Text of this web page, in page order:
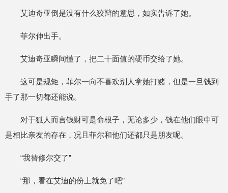
艾迪奇亚倒是没有什么狡辩的意思，如实告诉了她。
菲尔伸出手。
艾迪奇亚瞬间懂了，把二十面值的硬币交给了她。
这可是规矩，菲尔一向不喜欢别人拿她打赌，但是一旦钱到
手了那一切都还能说。
对于狐人而言钱财可是命根子，无论多少，钱在他们眼中可
是相比亲友的存在，况且菲尔和他们还都只是朋友呢。
“我替修尔交了”
“那，看在艾迪的份上就免了吧”